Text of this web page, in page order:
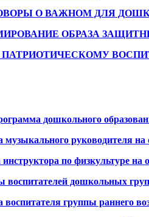
О ВАЖНОМ ДЛЯ
ОБРАЗА
дошкольного
музыкального руководителя
по физкультуре
воспитателей дошкольных
воспитателя группы раннего